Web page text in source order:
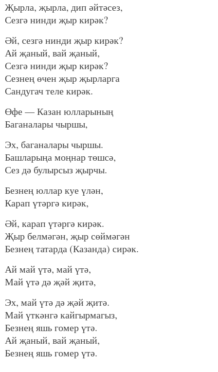
Җырла, җырла, дип әйтәсез,
Сезгә нинди җыр кирәк?
Әй, сезгә нинди җыр кирәк?
Ай җаный, вай җаный,
Сезгә нинди җыр кирәк?
Сезнең өчен җыр җырларга
Сандугач теле кирәк.
Өфе — Казан юлларының
Баганалары чыршы,
Эх, баганалары чыршы.
Башларыңа моңнар төшсә,
Сез дә булырсыз җырчы.
Безнең юллар куе үлән,
Карап үтәргә кирәк,
Әй, карап үтәргә кирәк.
Җыр белмәгән, җыр сөймәгән
Безнең татарда (Казанда) сирәк.
Ай май үтә, май үтә,
Май үтә дә җәй җитә,
Эх, май үтә дә җәй җитә.
Май үткәнгә кайгырмагыз,
Безнең яшь гомер үтә.
Ай җаный, вай җаный,
Безнең яшь гомер үтә.